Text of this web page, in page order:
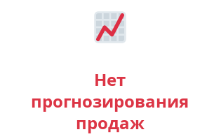
Нет
прогнозирования
продаж